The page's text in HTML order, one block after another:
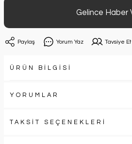
Gelince Haber
Paylaş Yorum Yaz Tavsiye Et
ÜRÜN BİLGİSİ
YORUMLAR
TAKSİT SEÇENEKLERİ